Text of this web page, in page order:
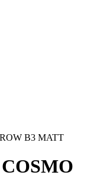
B3 MATT